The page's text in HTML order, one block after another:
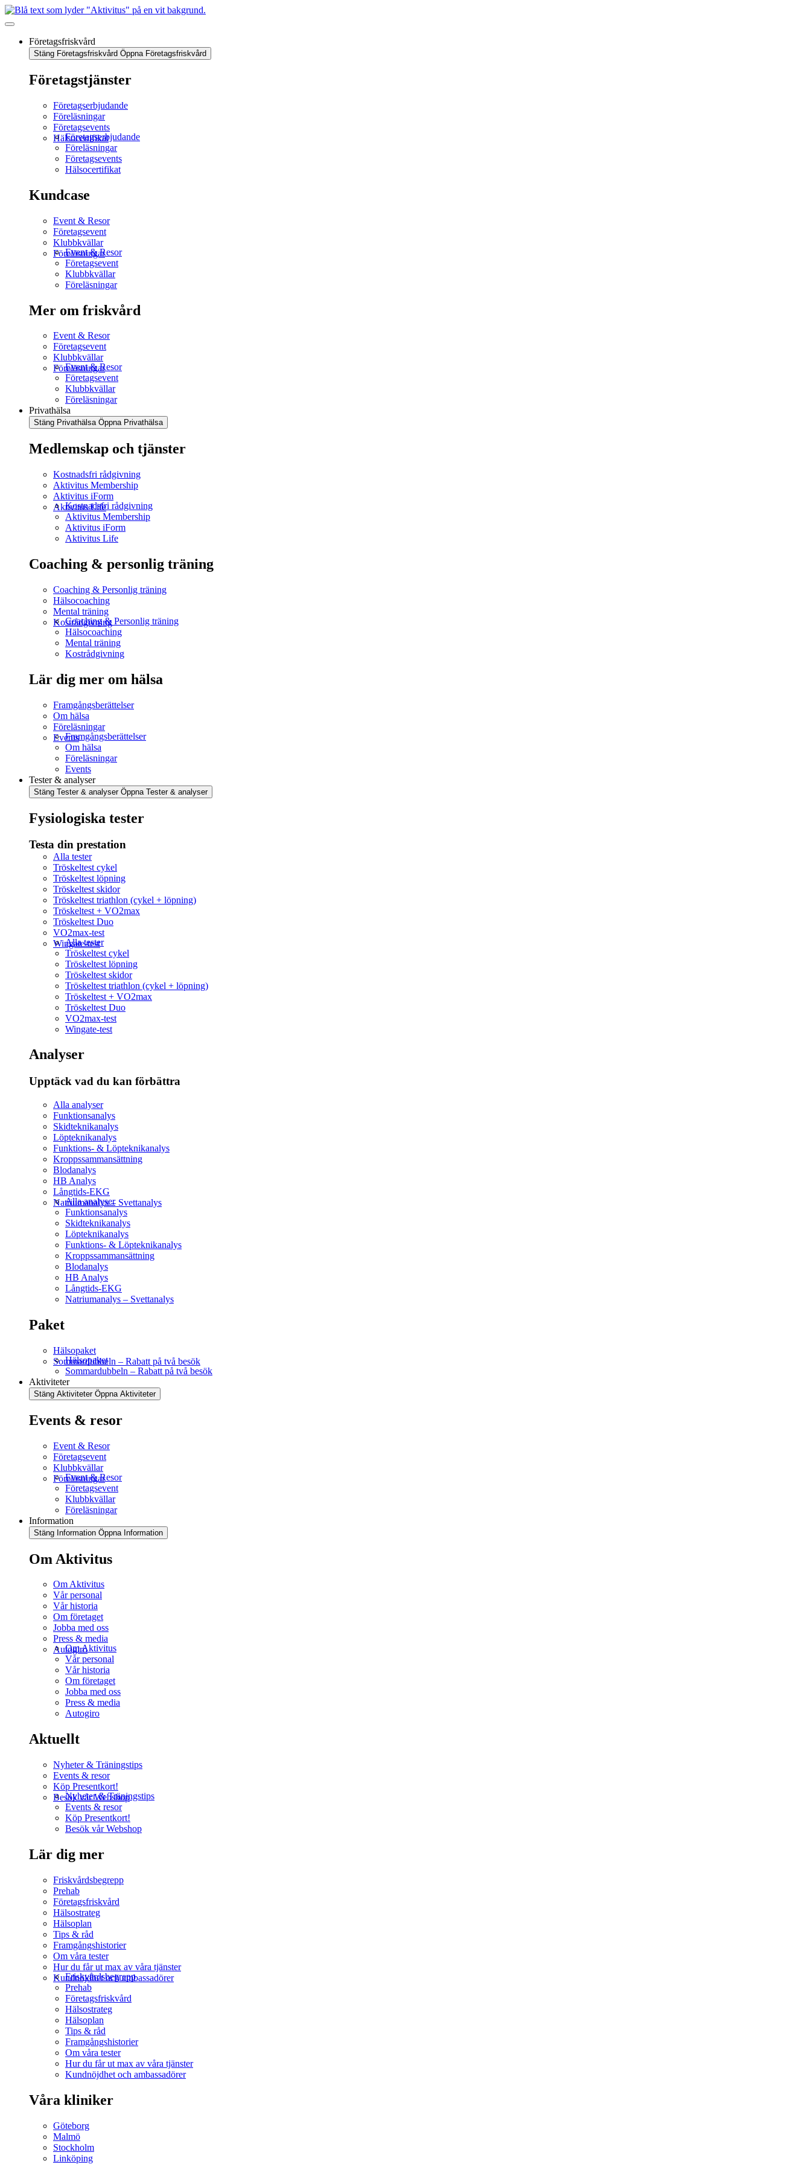
Företagsfriskvård
Stäng Företagsfriskvård Öppna Företagsfriskvård
Företagstjänster
Företagserbjudande
Föreläsningar
Företagsevents
Hälsocertifikat
Företagserbjudande
Föreläsningar
Företagsevents
Hälsocertifikat
Kundcase
Event & Resor
Företagsevent
Klubbkvällar
Föreläsningar
Event & Resor
Företagsevent
Klubbkvällar
Föreläsningar
Mer om friskvård
Event & Resor
Företagsevent
Klubbkvällar
Föreläsningar
Event & Resor
Företagsevent
Klubbkvällar
Föreläsningar
Privathälsa
Stäng Privathälsa Öppna Privathälsa
Medlemskap och tjänster
Kostnadsfri rådgivning
Aktivitus Membership
Aktivitus iForm
Aktivitus Life
Kostnadsfri rådgivning
Aktivitus Membership
Aktivitus iForm
Aktivitus Life
Coaching & personlig träning
Coaching & Personlig träning
Hälsocoaching
Mental träning
Kostrådgivning
Coaching & Personlig träning
Hälsocoaching
Mental träning
Kostrådgivning
Lär dig mer om hälsa
Framgångsberättelser
Om hälsa
Föreläsningar
EventsFramgångsberättelser
Om hälsa
Föreläsningar
Events
Tester & analyser
Stäng Tester & analyser Öppna Tester & analyser
Fysiologiska tester
Testa din prestation
Alla tester
Tröskeltest cykel
Tröskeltest löpning
Tröskeltest skidor
Tröskeltest triathlon (cykel + löpning)
Tröskeltest + VO2max
Tröskeltest Duo
VO2max-test
Wingate-test
Alla tester
Tröskeltest cykel
Tröskeltest löpning
Tröskeltest skidor
Tröskeltest triathlon (cykel + löpning)
Tröskeltest + VO2max
Tröskeltest Duo
VO2max-test
Wingate-test
Analyser
Upptäck vad du kan förbättra​
Alla analyser
Funktionsanalys
Skidteknikanalys
Löpteknikanalys
Funktions- & Löpteknikanalys
Kroppssammansättning
Blodanalys
HB Analys
Långtids-EKG
Natriumanalys – Svettanalys
Alla analyser
Funktionsanalys
Skidteknikanalys
Löpteknikanalys
Funktions- & Löpteknikanalys
Kroppssammansättning
Blodanalys
HB Analys
Långtids-EKG
Natriumanalys – Svettanalys
Paket
Hälsopaket
Sommardubbeln – Rabatt på två besök
Hälsopaket
Sommardubbeln – Rabatt på två besök
Aktiviteter
Stäng Aktiviteter Öppna Aktiviteter
Events & resor
Event & Resor
Företagsevent
Klubbkvällar
Föreläsningar
Event & Resor
Företagsevent
Klubbkvällar
Föreläsningar
Information
Stäng Information Öppna Information
Om Aktivitus
Om Aktivitus
Vår personal
Vår historia
Om företaget
Jobba med oss
Press & media
Autogiro
Om Aktivitus
Vår personal
Vår historia
Om företaget
Jobba med oss
Press & media
Autogiro
Aktuellt
Nyheter & Träningstips
Events & resor
Köp Presentkort!
Besök vår Webshop
Nyheter & Träningstips
Events & resor
Köp Presentkort!
Besök vår Webshop
Lär dig mer
Friskvårdsbegrepp
Prehab
Företagsfriskvård
Hälsostrateg
Hälsoplan
Tips & råd
Framgångshistorier
Om våra tester
Hur du får ut max av våra tjänster
Kundnöjdhet och ambassadörer
Friskvårdsbegrepp
Prehab
Företagsfriskvård
Hälsostrateg
Hälsoplan
Tips & råd
Framgångshistorier
Om våra tester
Hur du får ut max av våra tjänster
Kundnöjdhet och ambassadörer
Våra kliniker
Göteborg
Malmö
Stockholm
Linköping